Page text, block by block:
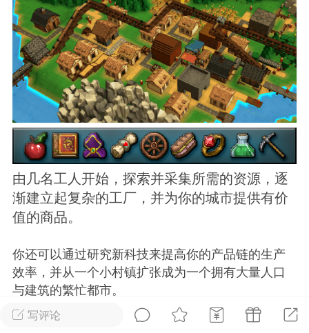
排行 在线 小黑屋
实时动态 直播
Lv.8 极品会员 靓号
黑凤梨
电脑端
该内容只允许登录的用户查看
写评论
由几名工人开始，探索并采集所需的资源，逐
渐建立起复杂的工厂，并为你的城市提供有价
值的商品。
你还可以通过研究新科技来提高你的产品链的生产
效率，并从一个小村镇扩张成为一个拥有大量人口
与建筑的繁忙都市。
– 依据环境选择最佳的交通方式：公路、马车、矿
车、传送带或者魔力设备